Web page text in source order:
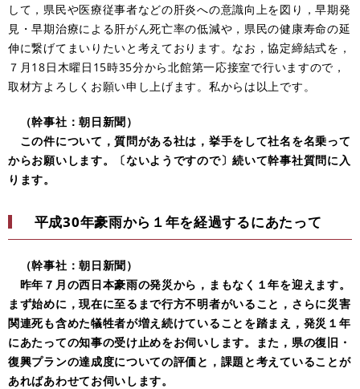
して，県民や医療従事者などの肝炎への意識向上を図り，早期発
見・早期治療による肝がん死亡率の低減や，県民の健康寿命の延
伸に繋げてまいりたいと考えております。なお，協定締結式を，
７月18日木曜日15時35分から北館第一応接室で行いますので，
取材方よろしくお願い申し上げます。私からは以上です。
（幹事社：朝日新聞）
この件について，質問がある社は，挙手をして社名を名乗って
からお願いします。〔ないようですので〕続いて幹事社質問に入
ります。
平成30年豪雨から１年を経過するにあたって
（幹事社：朝日新聞）
昨年７月の西日本豪雨の発災から，まもなく１年を迎えます。
まず始めに，現在に至るまで行方不明者がいること，さらに災害
関連死も含めた犠牲者が増え続けていることを踏まえ，発災１年
にあたっての知事の受け止めをお伺いします。また，県の復旧・
復興プランの達成度についての評価と，課題と考えていることが
あればあわせてお伺いします。